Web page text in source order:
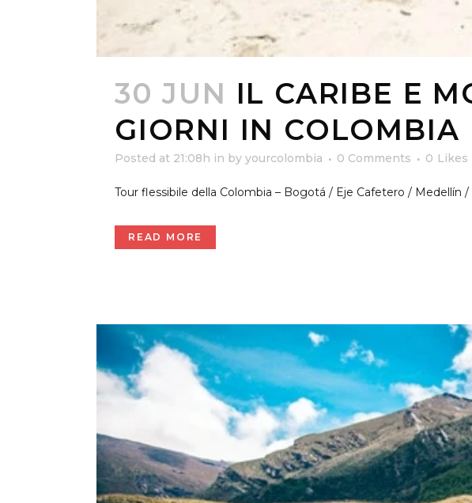
30 JUN IL CARIBE E
GIORNI IN COLOMBIA
Posted at 21:08h in by yourcolombia 0 Comments 0 Likes
Tour flessibile della Colombia – Bogotá / Eje Cafetero / Medellín
READ MORE